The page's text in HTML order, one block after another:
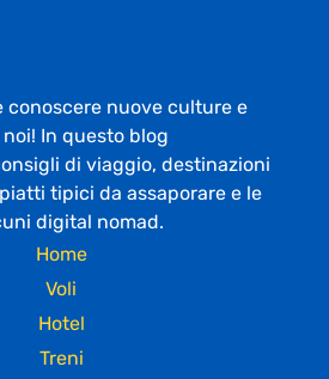
conoscere nuove culture e
In questo blog
di viaggio, destinazioni
tipici da assaporare e le
digital nomad.
Home
Voli
Hotel
Treni